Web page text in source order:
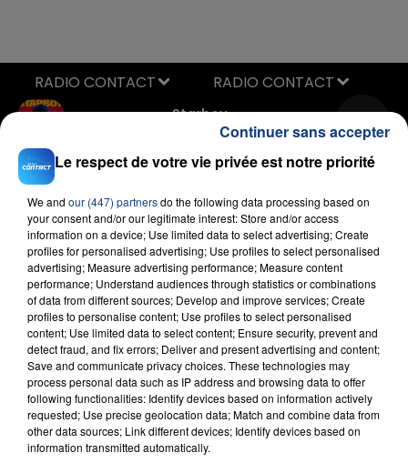
Starboy
THE WEEKND & DAFT PUNK
RADIO CONTACT
FIL D'ACTU
Le respect de votre vie privée est notre priorité
We and our (447) partnersdo the following data processing based on
your consent and/or our legitimate interest: Store and/or access
information on a device; Use limited data to select advertising; Create
profiles for personalised advertising; Use profiles to select personalised
advertising; Measure advertising performance; Measure content
performance; Understand audiences through statistics or combinations
of data from different sources; Develop and improve services; Create
profiles to personalise content; Use profiles to select personalised
content; Use limited data to select content; Ensure security, prevent and
detect fraud, and fix errors; Deliver and present advertising and content;
Save and communicate privacy choices. These technologies may
process personal data such as IP address and browsing data to offer
following functionalities: Identify devices based on information actively
requested; Use precise geolocation data; Match and combine data from
other data sources; Link different devices; Identify devices based on
information transmitted automatically.
Continuer sans accepter